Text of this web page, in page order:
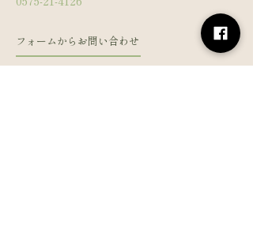
フォームからお問い合わせ